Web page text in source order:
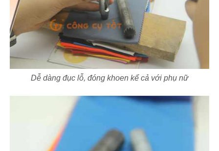
Dễ dàng đục lỗ, đóng khoen kể cả với phụ nữ